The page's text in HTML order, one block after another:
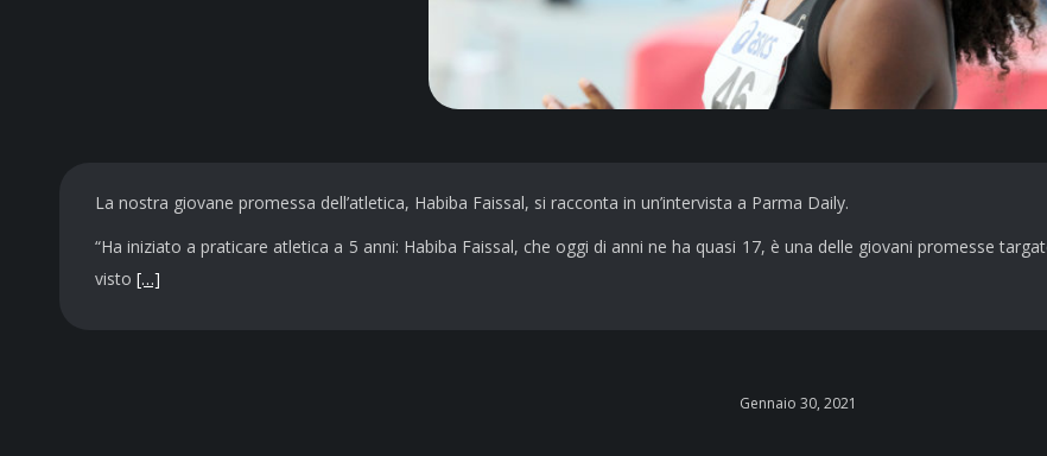
La nostra giovane promessa dell’atletica, Habiba Faissal, si racconta in un’intervista a Parma Daily.
“Ha iniziato a praticare atletica a 5 anni: Habiba Faissal, che oggi di anni ne ha quasi 17, è una delle giovani promesse
visto […]
Gennaio 30, 2021